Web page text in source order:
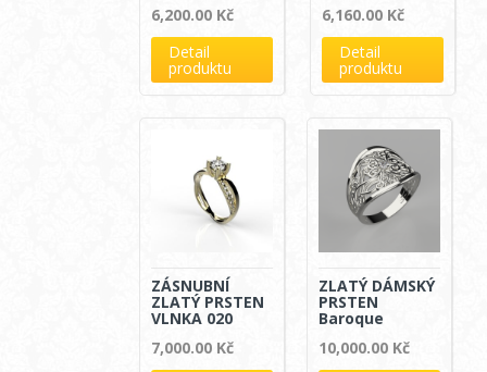
6,200.00 Kč
Detail
produktu
6,160.00 Kč
Detail
produktu
ZÁSNUBNÍ
ZLATÝ PRSTEN
VLNKA 020
7,000.00 Kč
ZLATÝ DÁMSKÝ
PRSTEN
Baroque
10,000.00 Kč